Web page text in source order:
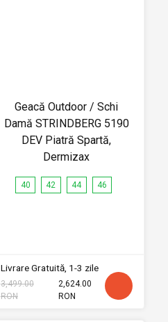
Geacă Outdoor / Schi
Damă STRINDBERG 5190
DEV Piatră Spartă,
Dermizax
40 42 44 46
Livrare Gratuită, 1-3 zile
3,499.00
RON
2,624.00
RON